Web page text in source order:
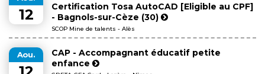
12
Certification Tosa AutoCAD [Eligible au CPF]
- Bagnols-sur-Cèze (30)
SCOP Mine de talents - Alès
Aou.
CAP - Accompagnant éducatif petite
enfance